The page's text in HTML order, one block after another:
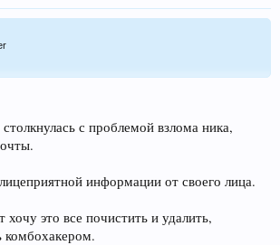
с проблемой взлома ника,
информации от своего лица.
это все почистить и удалить,
комбохакером.